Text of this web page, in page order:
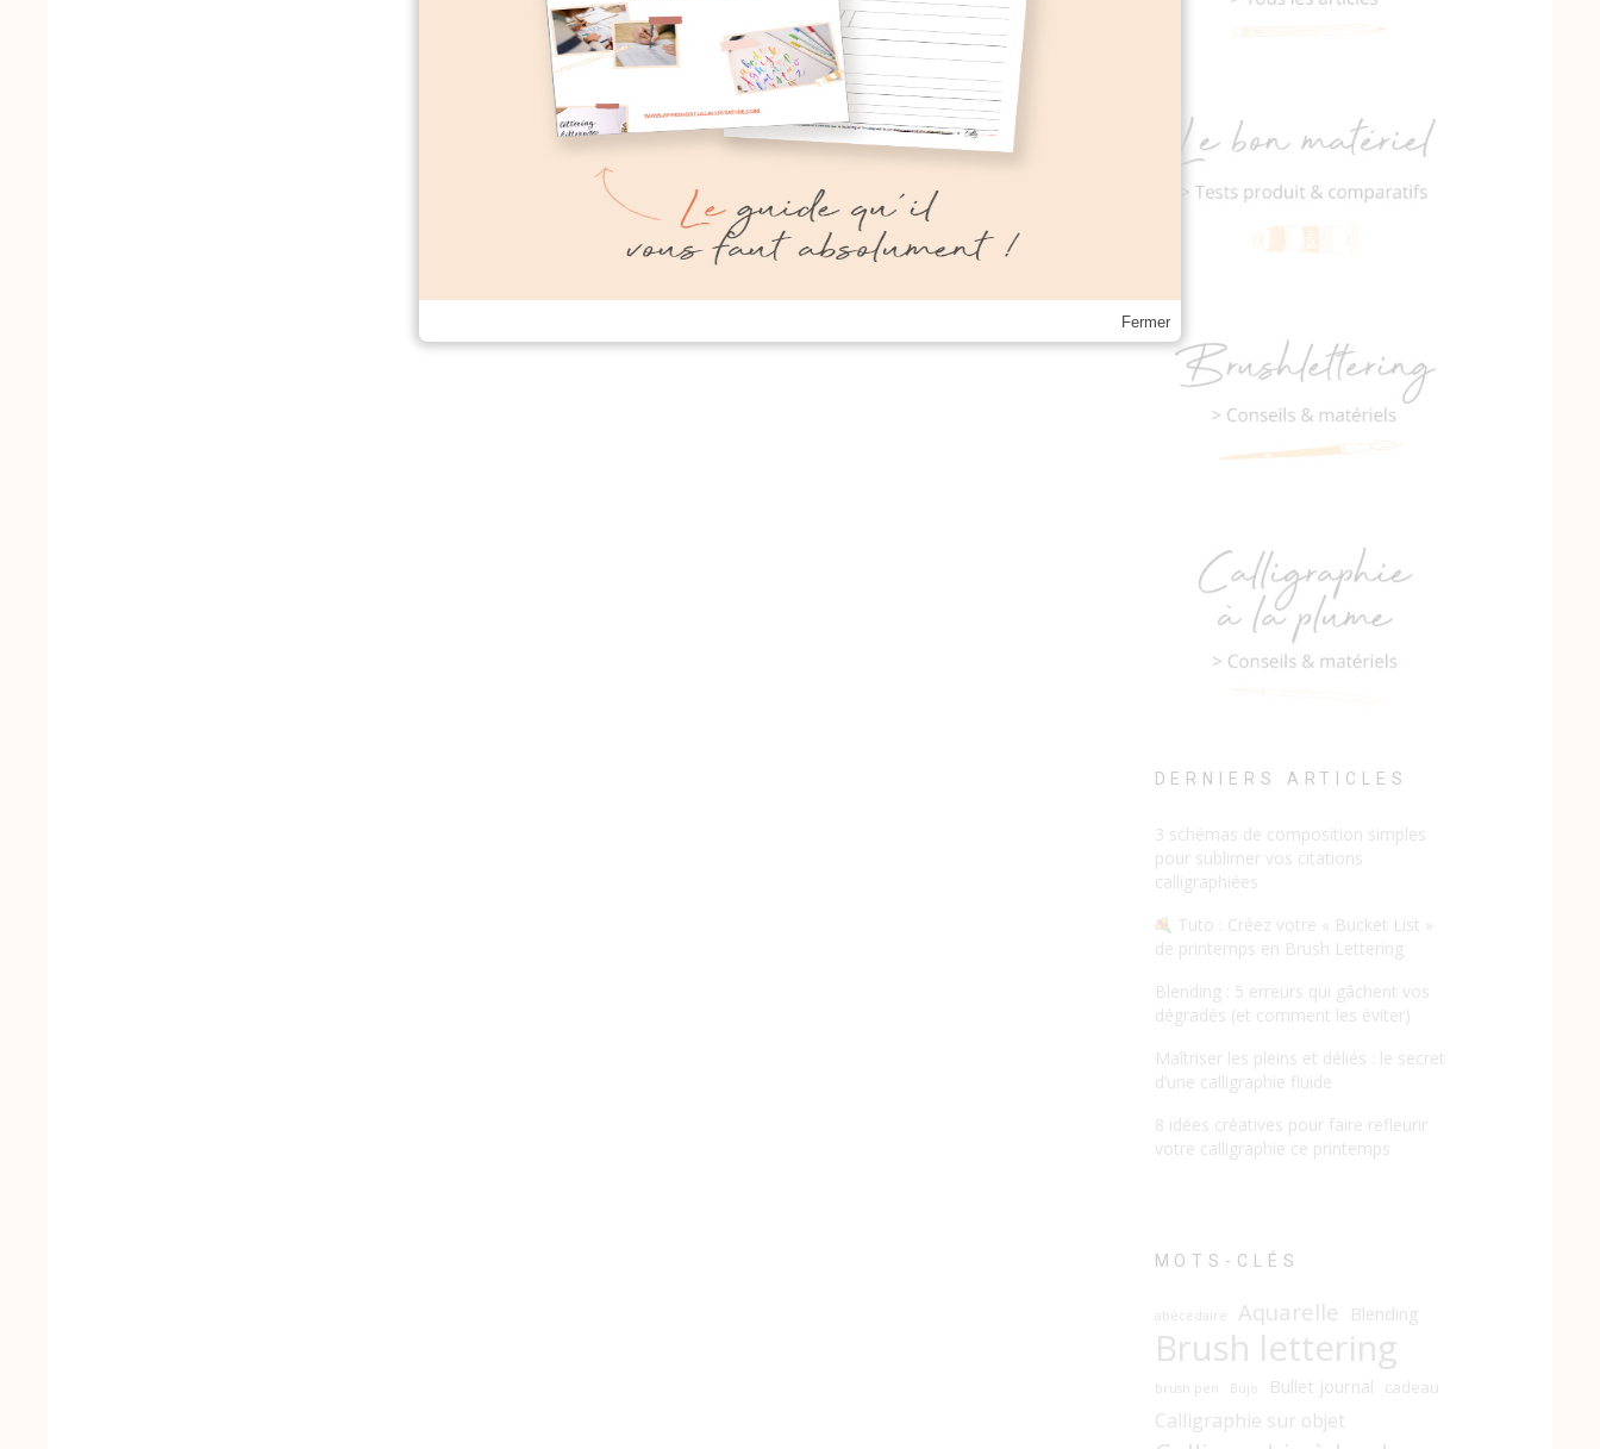
DERNIERS ARTICLES
3 schémas de composition simples
pour sublimer vos citations
calligraphiées
Tuto : Créez votre « Bucket List »
de printemps en Brush Lettering
Blending : 5 erreurs qui gâchent vos
dégradés (et comment les éviter)
Maîtriser les pleins et déliés : le secret
d’une calligraphie fluide
8 idées créatives pour faire refleurir
votre calligraphie ce printemps
MOTS-CLÉS
abécédaire Aquarelle Blending
Brush lettering
brush pen Bujo Bullet journal cadeau
Calligraphie sur objet
Fermer